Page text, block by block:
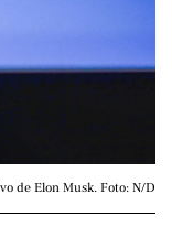
de Elon Musk. Foto: N/D